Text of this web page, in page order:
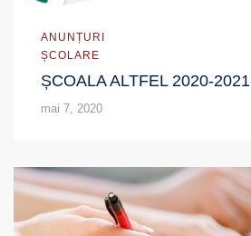
ANUNȚURI
ȘCOLARE
ȘCOALA ALTFEL 2020-2021
mai 7, 2020